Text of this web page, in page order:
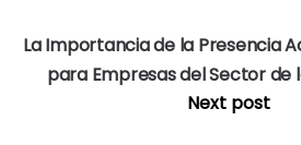
La Importancia de la Presencia
para Empresas del Sector de
Next post